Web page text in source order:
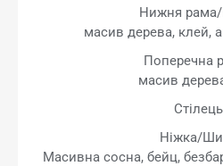
Нижня рама/
масив дерева, клей,
Поперечна
масив
Ніжка/
Масивна сосна, бейц,